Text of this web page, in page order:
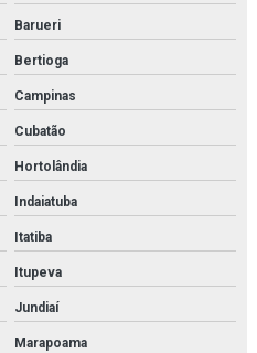
nr13
em rio de janeiro
janeiro
Barueri
Bertioga
Campinas
Cubatão
Hortolândia
Indaiatuba
Itatiba
Itupeva
Jundiaí
Marapoama